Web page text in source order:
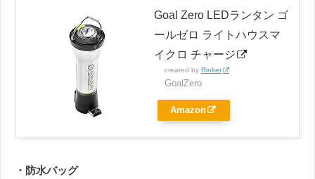
Goal Zero LEDランタン ゴ
ールゼロ ライトハウスマ
イクロ チャージ
created by Rinker
GoalZero
Amazon
・防水バッグ